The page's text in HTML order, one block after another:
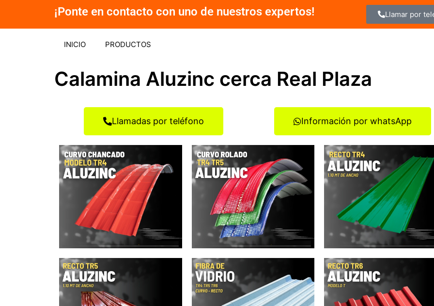
contenido
¡Ponte en contacto con uno de nuestros expertos! Llamar por
INICIO PRODUCTOS
Calamina Aluzinc cerca Real Plaza
Llamadas por teléfono Información por whatsApp